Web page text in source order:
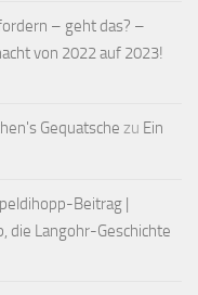
– geht das? –
von 2022 auf 2023!
Gequatsche zu Ein
Beitrag |
die Langohr-Geschichte